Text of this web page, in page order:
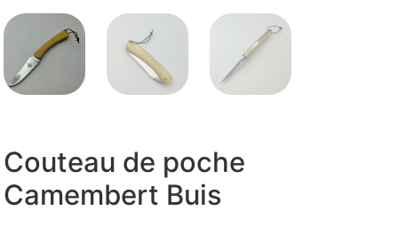
Couteau de poche
Camembert Buis